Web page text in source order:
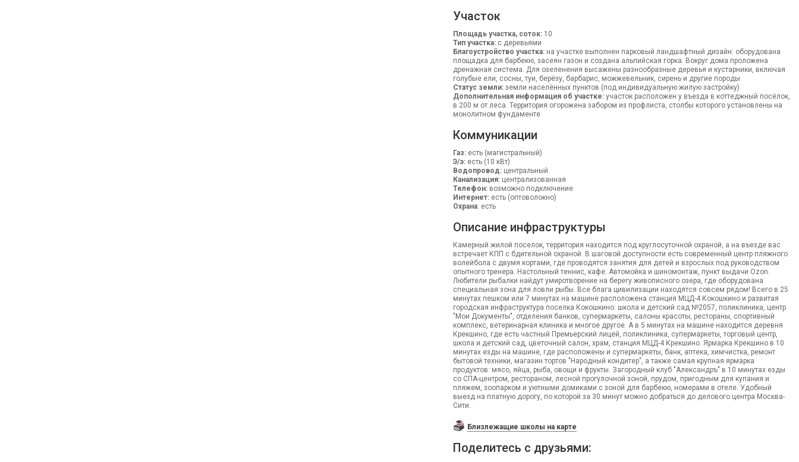
Участок
Площадь участка, соток:10
Тип участка:с деревьями
Благоустройство участка:на участке выполнен парковый ландшафтный дизайн: оборудована
площадка для барбекю, засеян газон и создана альпийская горка. Вокруг дома проложена
дренажная система. Для озеленения высажены разнообразные деревья и кустарники, включая
голубые ели, сосны, туи, берёзу, барбарис, можжевельник, сирень и другие породы
Статус земли:земли населённых пунктов (под индивидуальную жилую застройку)
Дополнительная информация об участке:участок расположен у въезда в коттеджный посёлок,
в 200 м от леса. Территория огорожена забором из профлиста, столбы которого установлены на
монолитном фундаменте
Коммуникации
Газ:есть (магистральный)
Э/э:есть (10 кВт)
Водопровод:центральный
Канализация:централизованная
Телефон:возможно подключение
Интернет:есть (оптоволокно)
Охрана: есть
Описание инфраструктуры
Камерный жилой поселок, территория находится под круглосуточной охраной, а на въезде вас
встречает КПП с бдительной охраной. В шаговой доступности есть современный центр пляжного
волейбола с двумя кортами, где проводятся занятия для детей и взрослых под руководством
опытного тренера. Настольный теннис, кафе. Автомойка и шиномонтаж, пункт выдачи Ozon.
Любители рыбалки найдут умиротворение на берегу живописного озера, где оборудована
специальная зона для ловли рыбы. Все блага цивилизации находятся совсем рядом! Всего в 25
минутах пешком или 7 минутах на машине расположена станция МЦД-4 Кокошкино и развитая
городская инфраструктура поселка Кокошкино: школа и детский сад №2057, поликлиника, центр
"Мои Документы", отделения банков, супермаркеты, салоны красоты, рестораны, спортивный
комплекс, ветеринарная клиника и многое другое. А в 5 минутах на машине находится деревня
Крекшино, где есть частный Премьерский лицей, поликлиника, супермаркеты, торговый центр,
школа и детский сад, цветочный салон, храм, станция МЦД-4 Крекшино. Ярмарка Крекшино в 10
минутах езды на машине, где расположены и супермаркеты, банк, аптека, химчистка, ремонт
бытовой техники, магазин тортов "Народный кондитер", а также самая крупная ярмарка
продуктов: мясо, яйца, рыба, овощи и фрукты. Загородный клуб "Александръ" в 10 минутах езды
со СПА-центром, рестораном, лесной прогулочной зоной, прудом, пригодным для купания и
пляжем, зоопарком и уютными домиками с зоной для барбекю, номерами в отеле. Удобный
выезд на платную дорогу, по которой за 30 минут можно добраться до делового центра Москва-
Сити.
Близлежащие школы на карте
Поделитесь с друзьями: